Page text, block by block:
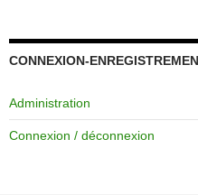
c u
CONNEXION-
Administration
Connexion / déconnexion